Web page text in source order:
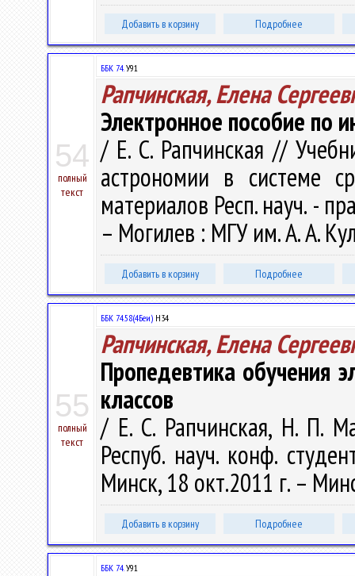
Добавить в корзину Подробнее
54
полный
текст
ББК 74.У91
Рапчинская, Елена
Электронное пособие по
/ Е. С. Рапчинская //
астрономии в системе
материалов Респ. науч. -
– Могилев : МГУ им. А. А.
Добавить в корзину Подробнее
55
полный
текст
ББК 74.58(4Беи) Н34
Рапчинская, Елена
Пропедевтика обучения
классов
/ Е. С. Рапчинская, Н. П.
Респуб. науч. конф.
Минск, 18 окт.2011 г. –
Добавить в корзину Подробнее
ББК 74.У91